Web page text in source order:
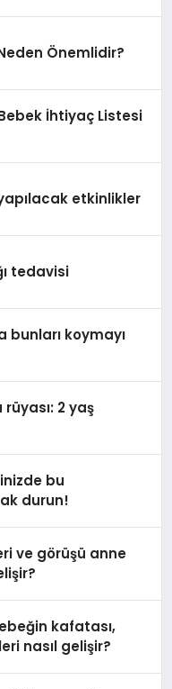
Önemlidir?
İhtiyaç Listesi
etkinlikler
tedavisi
bunları koymayı
2 yaş
bu
durun!
ve görüşü anne
kafatası,
nasıl gelişir?